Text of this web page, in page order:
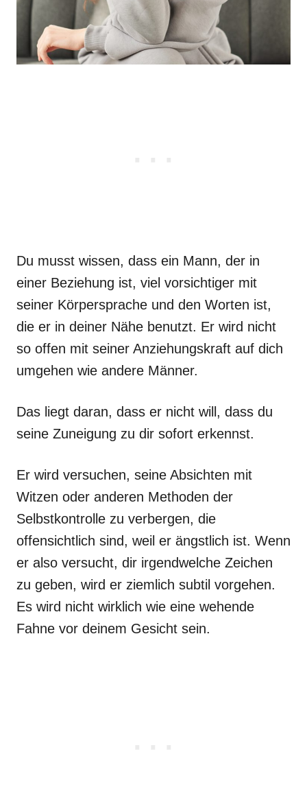
Du musst wissen, dass ein Mann, der in
einer Beziehung ist, viel vorsichtiger mit
seiner Körpersprache und den Worten ist,
die er in deiner Nähe benutzt. Er wird nicht
so offen mit seiner Anziehungskraft auf dich
umgehen wie andere Männer.
Das liegt daran, dass er nicht will, dass du
seine Zuneigung zu dir sofort erkennst.
Er wird versuchen, seine Absichten mit
Witzen oder anderen Methoden der
Selbstkontrolle zu verbergen, die
offensichtlich sind, weil er ängstlich ist. Wenn
er also versucht, dir irgendwelche Zeichen
zu geben, wird er ziemlich subtil vorgehen.
Es wird nicht wirklich wie eine wehende
Fahne vor deinem Gesicht sein.